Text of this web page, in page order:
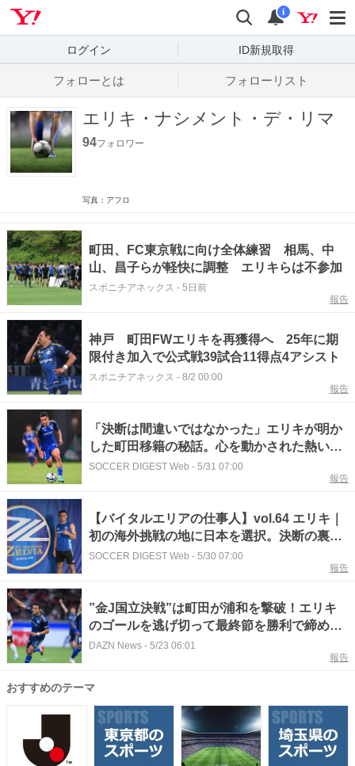
検索
通知
i
ログイン ID新規取得
フォローとは フォローリスト
エリキ・ナシメント・デ・リマ
94フォロワー
写真：アフロ
町田、FC東京戦に向け全体練習 相馬、中
山、昌子らが軽快に調整 エリキらは不参加
スポニチアネックス - 5日前
報告
神戸 町田FWエリキを再獲得へ 25年に期
限付き加入で公式戦39試合11得点4アシスト
スポニチアネックス - 8/2 00:00
報告
「決断は間違いではなかった」エリキが明か
した町田移籍の秘話。心を動かされた熱い想
い「クラブの歴史を変えたい。そのために力
SOCCER DIGEST Web - 5/31 07:00
報告
【バイタルエリアの仕事人】vol.64 エリキ｜
初の海外挑戦の地に日本を選択。決断の裏で
抱いていた大きな期待「本当に素晴らしいも
SOCCER DIGEST Web - 5/30 07:00
報告
”金J国立決戦”は町田が浦和を撃破！エリキ
のゴールを逃げ切って最終節を勝利で締めく
くる | Jリーグ
DAZN News - 5/23 06:01
報告
おすすめのテーマ